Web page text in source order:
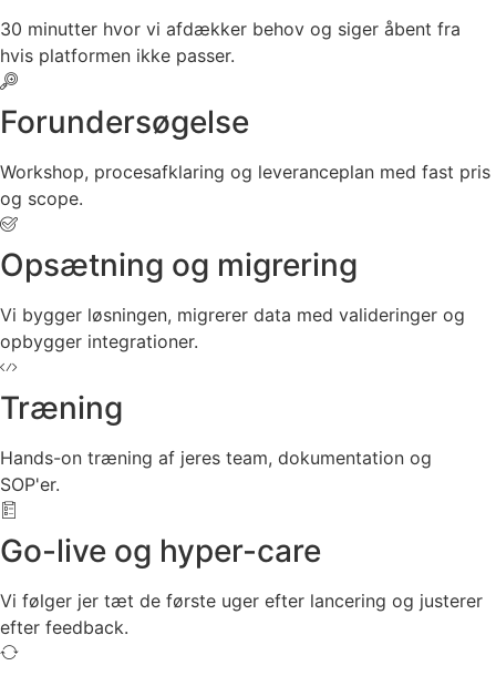
30 minutter hvor vi afdækker behov og siger åbent fra
hvis platformen ikke passer.
Forundersøgelse
Workshop, procesafklaring og leveranceplan med fast pris
og scope.
Opsætning og migrering
Vi bygger løsningen, migrerer data med valideringer og
opbygger integrationer.
Træning
Hands-on træning af jeres team, dokumentation og
SOP'er.
Go-live og hyper-care
Vi følger jer tæt de første uger efter lancering og justerer
efter feedback.